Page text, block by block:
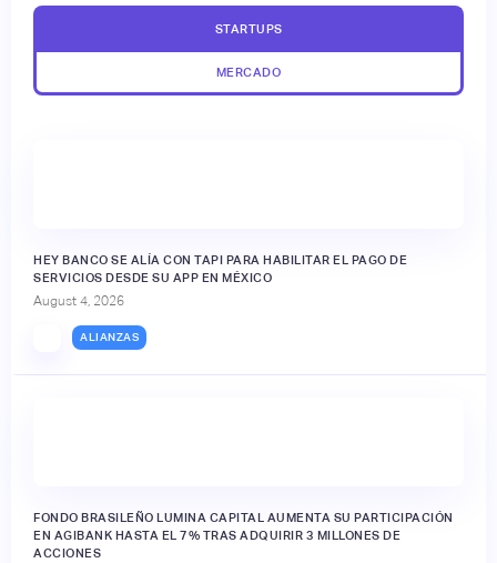
STARTUPS
MERCADO
HEY BANCO SE ALÍA CON TAPI PARA HABILITAR EL PAGO DE
SERVICIOS DESDE SU APP EN MÉXICO
August 4, 2026
ALIANZAS
FONDO BRASILEÑO LUMINA CAPITAL AUMENTA SU PARTICIPACIÓN
EN AGIBANK HASTA EL 7% TRAS ADQUIRIR 3 MILLONES DE
ACCIONES